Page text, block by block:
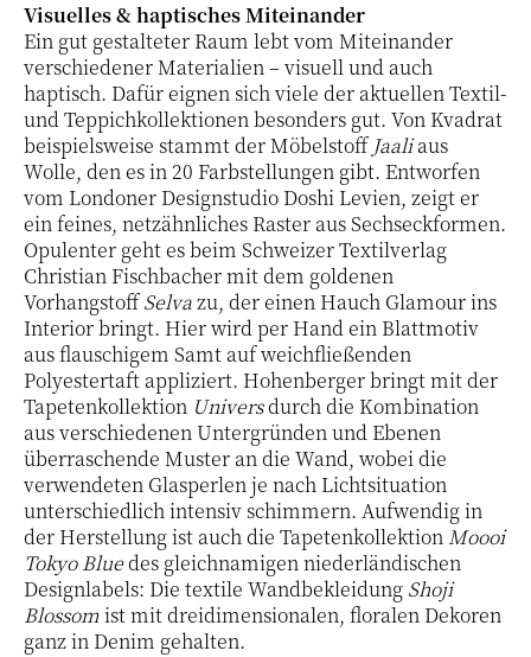
Visuelles & haptisches Miteinander
Ein gut gestalteter Raum lebt vom Miteinander
verschiedener Materialien – visuell und auch
haptisch. Dafür eignen sich viele der aktuellen Textil-
und Teppichkollektionen besonders gut. Von Kvadrat
beispielsweise stammt der Möbelstoff Jaaliaus
Wolle, den es in 20 Farbstellungen gibt. Entworfen
vom Londoner Designstudio Doshi Levien, zeigt er
ein feines, netzähnliches Raster aus Sechseckformen.
Opulenter geht es beim Schweizer Textilverlag
Christian Fischbacher mit dem goldenen
VorhangstoffSelvazu, der einen Hauch Glamour ins
Interior bringt. Hier wird per Hand ein Blattmotiv
aus flauschigem Samt auf weichfließenden
Polyestertaft appliziert. Hohenberger bringt mit der
Tapetenkollektion Universdurch die Kombination
aus verschiedenen Untergründen und Ebenen
überraschende Muster an die Wand, wobei die
verwendeten Glasperlen je nach Lichtsituation
unterschiedlich intensiv schimmern. Aufwendig in
der Herstellung ist auch die TapetenkollektionMoooi
Tokyo Bluedes gleichnamigen niederländischen
Designlabels: Die textile Wandbekleidung Shoji
Blossomist mit dreidimensionalen, floralen Dekoren
ganz in Denim gehalten.